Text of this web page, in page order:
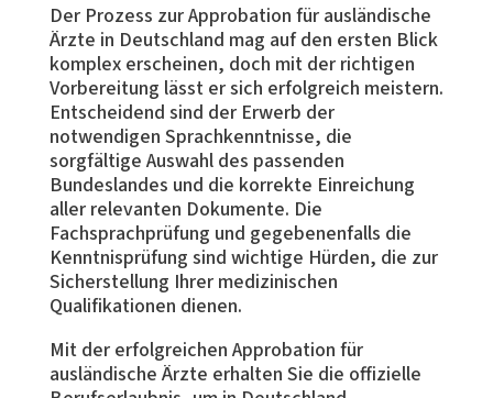
Der Prozess zur Approbation für ausländische
Ärzte in Deutschland mag auf den ersten Blick
komplex erscheinen, doch mit der richtigen
Vorbereitung lässt er sich erfolgreich meistern.
Entscheidend sind der Erwerb der
notwendigen Sprachkenntnisse, die
sorgfältige Auswahl des passenden
Bundeslandes und die korrekte Einreichung
aller relevanten Dokumente. Die
Fachsprachprüfung und gegebenenfalls die
Kenntnisprüfung sind wichtige Hürden, die zur
Sicherstellung Ihrer medizinischen
Qualifikationen dienen.
Mit der erfolgreichen Approbation für
ausländische Ärzte erhalten Sie die offizielle